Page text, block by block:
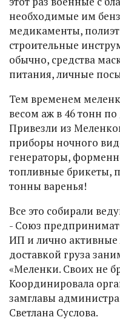
необходимые им
медикаменты,
строительные
обычно, средства
питания, личные
Тем временем
весом аж в 46 тонн
Привезли из
приборы ночного
генераторы,
топливные брикеты,
тонны варенья!
Все это собирали
- Союз
ИП и лично
доставкой груза
«Меленки. Своих не
Координировала
замглавы
Светлана Суслова.